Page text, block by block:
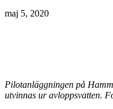
maj 5, 2020
Pilotanläggningen på
utvinnas ur avloppsvatten.